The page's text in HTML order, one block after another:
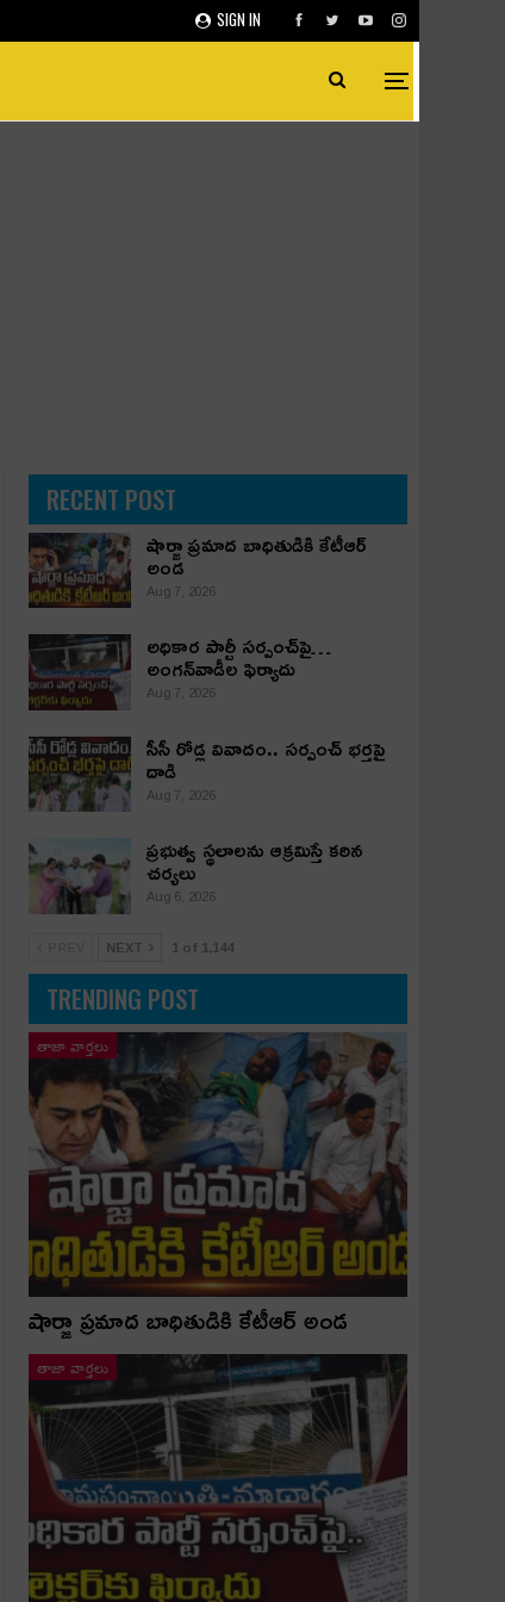
SIGN IN
RECENT POST
షార్జా ప్రమాద బాధితుడికి కేటీఆర్
అండ
Aug 7, 2026
అధికార పార్టీ స‌ర్పంచ్‌పై…
అంగ‌న్‌వాడీల ఫిర్యాదు
Aug 7, 2026
సీసీ రోడ్ల వివాదం.. స‌ర్పంచ్ భ‌ర్త‌పై
దాడి
Aug 7, 2026
ప్రభుత్వ స్థలాలను ఆక్రమిస్తే కఠిన
చర్యలు
Aug 6, 2026
NEXT 1 of 1,144
TRENDING POST
తాజా వార్తలు
షార్జా ప్రమాద బాధితుడికి కేటీఆర్ అండ
తాజా వార్తలు